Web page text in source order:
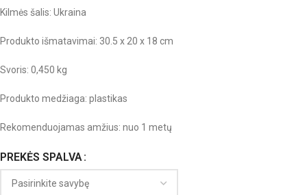
Kilmės šalis: Ukraina
Produkto išmatavimai: 30.5 x 20 x 18 cm
Svoris: 0,450 kg
Produkto medžiaga: plastikas
Rekomenduojamas amžius: nuo 1 metų
PREKĖS SPALVA